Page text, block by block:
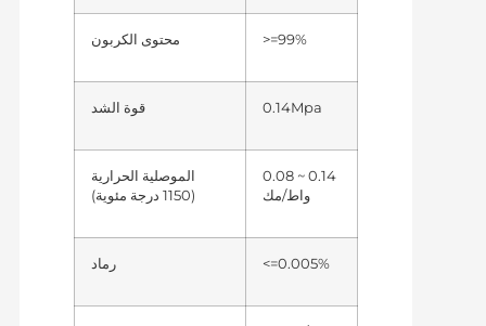
محتوى الكربون >=99%
قوة الشد 0.14Mpa
الموصلية الحرارية
0.08 ~ 0.14
واط/مك
رماد <=0.005%